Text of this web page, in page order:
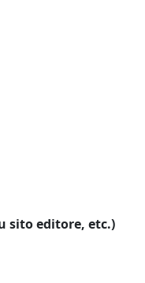
sito editore, etc.)